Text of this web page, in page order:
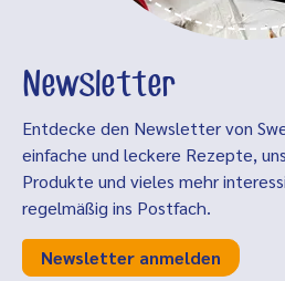
Newsletter
Entdecke den Newsletter von
einfache und leckere Rezepte,
Produkte und vieles mehr
regelmäßig ins Postfach.
Newsletter anmelden